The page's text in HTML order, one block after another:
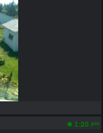
1:20 pm